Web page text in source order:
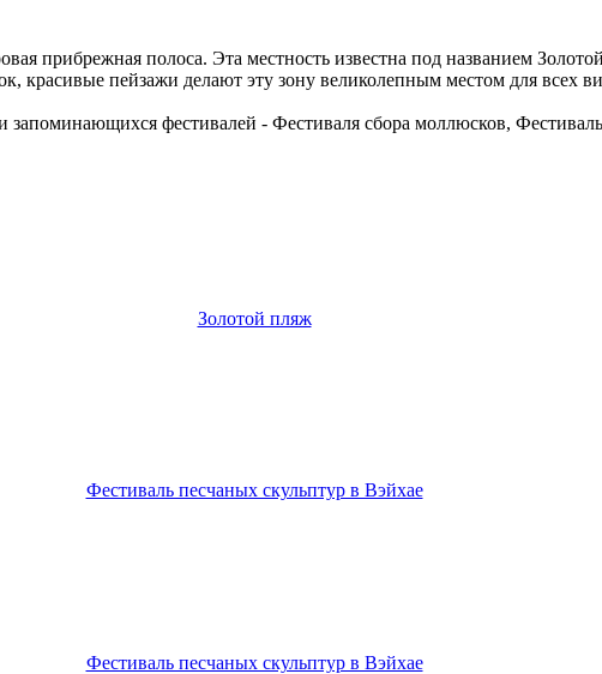
прибрежная полоса. Эта местность известна под названием
красивые пейзажи делают эту зону великолепным местом для всех
запоминающихся фестивалей - Фестиваля сбора моллюсков,
Золотой пляж
Фестиваль песчаных скульптур в Вэйхае
Фестиваль песчаных скульптур в Вэйхае